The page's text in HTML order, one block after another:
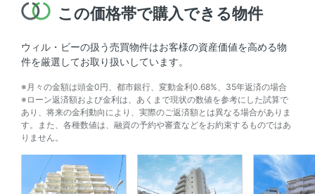
この価格帯で購入できる物件
ウィル・ビーの扱う売買物件はお客様の資産価値を高める物
件を厳選してお取り扱いしています。
※月々の金額は頭金0円、都市銀行、変動金利0.68%、35年返済の場合
※ローン返済額および金利は、あくまで現状の数値を参考にした試算で
あり、将来の金利動向により、実際のご返済額とは異なる場合がありま
す。また、各種数値は、融資の予約や審査などをお約束するものではあ
りません。